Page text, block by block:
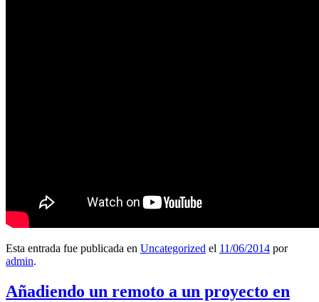
Esta entrada fue publicada en Uncategorized el 11/06/2014 por
admin.
Añadiendo un remoto a un proyecto en